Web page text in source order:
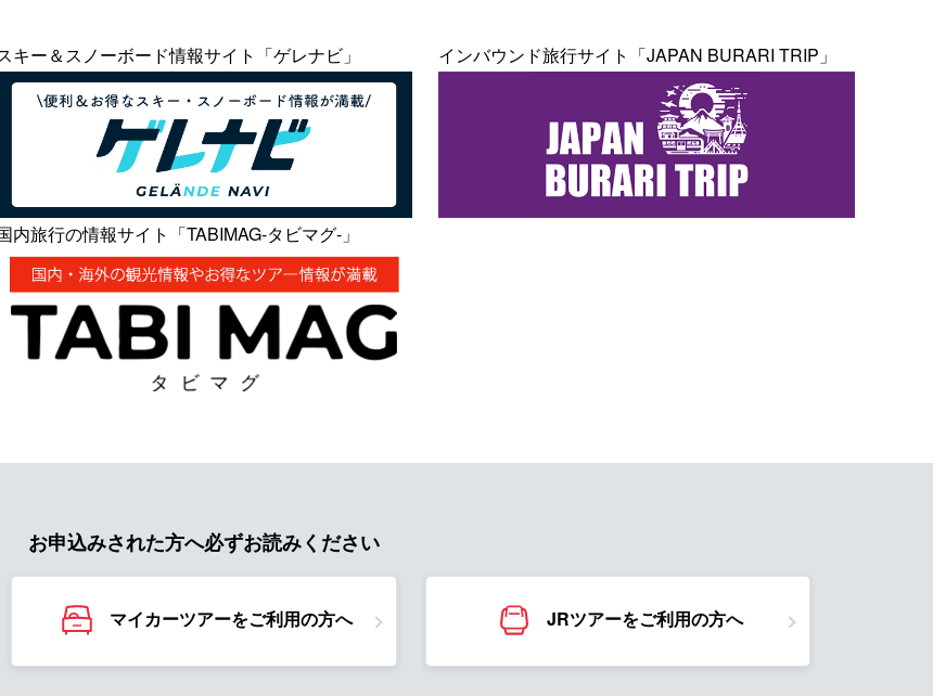
キー＆スノーボード情報サイト「ゲレナビ」 インバウンド旅行サイト「JAPAN BURARI TRIP」
内旅行の情報サイト「TABIMAG-タビマグ-」
お申込みされた方へ必ずお読みください
マイカーツアーをご利用の方へ JRツアーをご利用の方へ